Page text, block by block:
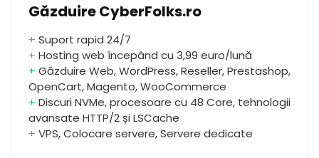
Găzduire CyberFolks.ro
+ Suport rapid 24/7
+ Hosting web începând cu 3,99 euro/lună
+ Găzduire Web, WordPress, Reseller, Prestashop,
OpenCart, Magento, WooCommerce
+ Discuri NVMe, procesoare cu 48 Core, tehnologii
avansate HTTP/2 și LSCache
+ VPS, Colocare servere, Servere dedicate